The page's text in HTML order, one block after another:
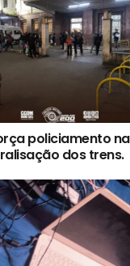
policiamento
dos trens.